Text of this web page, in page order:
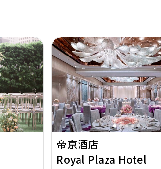
Next Previous
帝京酒店
Royal Plaza Hotel